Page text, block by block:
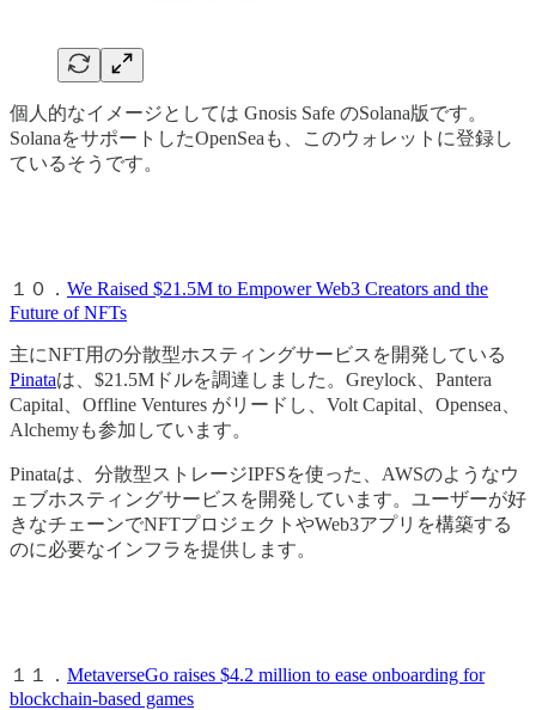
個人的なイメージとしては Gnosis Safe のSolana版です。
SolanaをサポートしたOpenSeaも、このウォレットに登録し
ているそうです。
１０． We Raised $21.5M to Empower Web3 Creators and the
Future of NFTs
主にNFT用の分散型ホスティングサービスを開発している
Pinataは、$21.5Mドルを調達しました。Greylock、Pantera
Capital、Offline Ventures がリードし、Volt Capital、Opensea、
Alchemyも参加しています。
Pinataは、分散型ストレージIPFSを使った、AWSのようなウ
ェブホスティングサービスを開発しています。ユーザーが好
きなチェーンでNFTプロジェクトやWeb3アプリを構築する
のに必要なインフラを提供します。
１１． MetaverseGo raises $4.2 million to ease onboarding for
blockchain-based games